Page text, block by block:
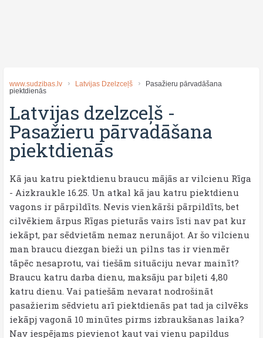
www.sudzibas.lv Latvijas Dzelzceļš
Pasažieru pārvadāšana
piektdienās
Latvijas dzelzceļš -
Pasažieru pārvadāšana
piektdienās
Kā jau katru piektdienu braucu mājās ar vilcienu Rīga
- Aizkraukle 16.25. Un atkal kā jau katru piektdienu
vagons ir pārpildīts. Nevis vienkārši pārpildīts, bet
cilvēkiem ārpus Rīgas pieturās vairs īsti nav pat kur
iekāpt, par sēdvietām nemaz nerunājot. Ar šo vilcienu
man braucu diezgan bieži un pilns tas ir vienmēr
tāpēc nesaprotu, vai tiešām situāciju nevar mainīt?
Braucu katru darba dienu, maksāju par biļeti 4,80
katru dienu. Vai patiešām nevarat nodrošināt
pasažierim sēdvietu arī piektdienās pat tad ja cilvēks
iekāpj vagonā 10 minūtes pirms izbraukšanas laika?
Nav iespējams pievienot kaut vai vienu papildus